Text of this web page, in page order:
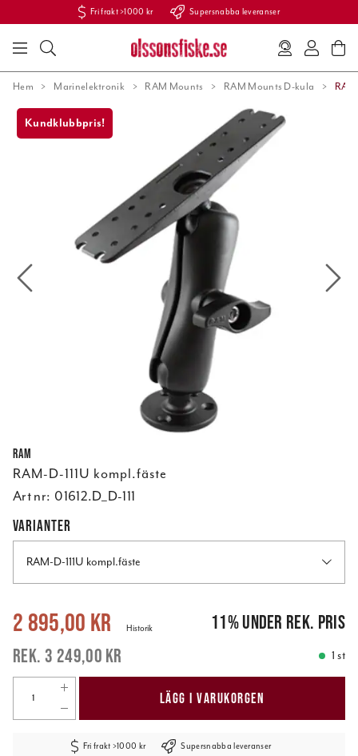
Fri frakt >1000 kr Supersnabba leveranser
Hem Marinelektronik RAM Mounts RAM Mounts D-kula
Kundklubbpris!
RAM
RAM-D-111U kompl.fäste
Art nr: 01612.D_D-111
VARIANTER
RAM-D-111U kompl.fäste
Nuvarande pris: 2 895,00 kr 3 249,00 kr
2 895,00 kr
3 249,00 kr
Historik 11%under rek. pris
1 st
LÄGG I VARUKORGEN
Fri frakt >1000 kr Supersnabba leveranser